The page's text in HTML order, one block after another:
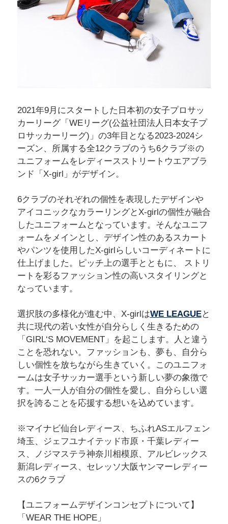
2021年9月にスタートした日本初の女子プロサッ
カーリーグ「WEリーグ(公益社団法人日本女子プ
ロサッカーリーグ)」の3年目となる2023‐2024シ
ーズン、所属する全12クラブのうち6クラブ※の
ユニフォームをレディースストリートウエアブラ
ンド「X-girl」がデザイン。
6クラブのそれぞれの個性を表現したデザインや
アイコニックなカラーリングとX-girlの個性が融合
したユニフォームとなっています。そんなユニフ
ォームをメインとし、デザイン性のあるスカート
やパンツを使用したX-girlらしいコーディネートに
仕上げました。ピッチ上の選手とともに、 ストリ
ートを彩るファッション性の高いスタイリングと
なっています。
選択肢の多様化が進む中、X-girlはWE LEAGUEと
共に現代の若い女性が自分らしく生きるための
「GIRL‘S MOVEMENT」を起こします。人と違う
ことを恐れない。ファッションも、夢も、自分ら
しい個性を放ちながら生きていく。このユニフォ
ームは女子サッカー選手という新しい夢の象徴で
す。一人一人が自分の個性を愛し、自分らしい選
択を誇ることを応援する想いを込めています。
※マイナビ仙台レディース、ちふれASエルフェン
埼玉、ジェフユナイテッド市原・千葉レディー
ス、ノジマステラ神奈川相模原、アルビレックス
新潟レディース、セレッソ大阪ヤンマーレディー
スの6クラブ
【ユニフォームデザインコンセプトについて】
「WEAR THE HOPE」